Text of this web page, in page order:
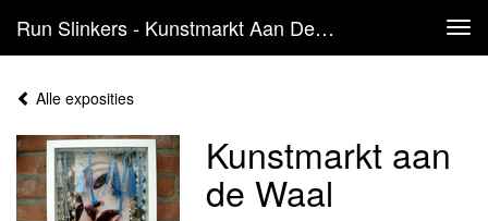
Run Slinkers - Kunstmarkt Aan De Waal
Alle exposities
Kunstmarkt aan
de Waal